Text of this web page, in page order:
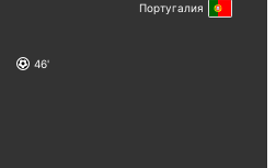
Португалия
46